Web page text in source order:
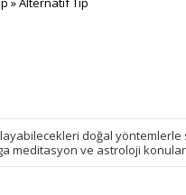
doğal yöntemlerle
meditasyon ve astroloji